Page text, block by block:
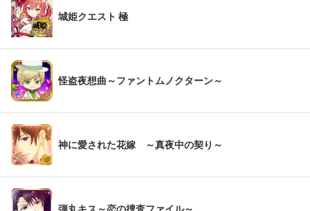
城姫クエスト 極
怪盗夜想曲～ファントムノクターン～
神に愛された花嫁 ～真夜中の契り～
弾丸キス～恋の捜査ファイル～